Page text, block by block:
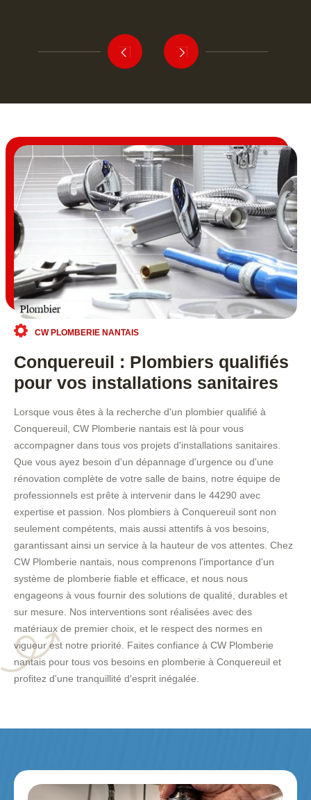
CW PLOMBERIE NANTAIS
Conquereuil : Plombiers qualifiés
pour vos installations sanitaires
Lorsque vous êtes à la recherche d'un plombier qualifié à
Conquereuil, CW Plomberie nantais est là pour vous
accompagner dans tous vos projets d'installations sanitaires.
Que vous ayez besoin d'un dépannage d'urgence ou d'une
rénovation complète de votre salle de bains, notre équipe de
professionnels est prête à intervenir dans le 44290 avec
expertise et passion. Nos plombiers à Conquereuil sont non
seulement compétents, mais aussi attentifs à vos besoins,
garantissant ainsi un service à la hauteur de vos attentes. Chez
CW Plomberie nantais, nous comprenons l'importance d'un
système de plomberie fiable et efficace, et nous nous
engageons à vous fournir des solutions de qualité, durables et
sur mesure. Nos interventions sont réalisées avec des
matériaux de premier choix, et le respect des normes en
vigueur est notre priorité. Faites confiance à CW Plomberie
nantais pour tous vos besoins en plomberie à Conquereuil et
profitez d'une tranquillité d'esprit inégalée.